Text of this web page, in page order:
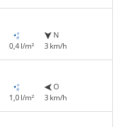
0,4 l/m²
N
3 km/h
1,0 l/m²
O
3 km/h